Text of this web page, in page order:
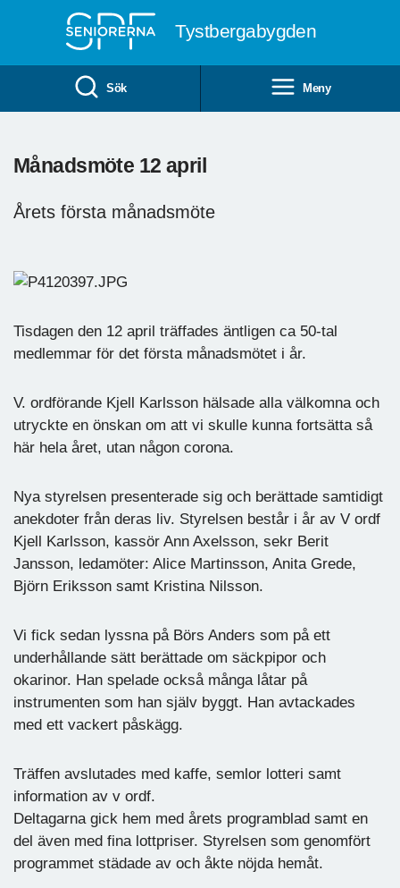
Tystbergabygden
Sök Meny
Månadsmöte 12 april
Årets första månadsmöte
Tisdagen den 12 april träffades äntligen ca 50-tal
medlemmar för det första månadsmötet i år.
V. ordförande Kjell Karlsson hälsade alla välkomna och
utryckte en önskan om att vi skulle kunna fortsätta så
här hela året, utan någon corona.
Nya styrelsen presenterade sig och berättade samtidigt
anekdoter från deras liv. Styrelsen består i år av V ordf
Kjell Karlsson, kassör Ann Axelsson, sekr Berit
Jansson, ledamöter: Alice Martinsson, Anita Grede,
Björn Eriksson samt Kristina Nilsson.
Vi fick sedan lyssna på Börs Anders som på ett
underhållande sätt berättade om säckpipor och
okarinor. Han spelade också många låtar på
instrumenten som han själv byggt. Han avtackades
med ett vackert påskägg.
Träffen avslutades med kaffe, semlor lotteri samt
information av v ordf.
Deltagarna gick hem med årets programblad samt en
del även med fina lottpriser. Styrelsen som genomfört
programmet städade av och åkte nöjda hemåt.